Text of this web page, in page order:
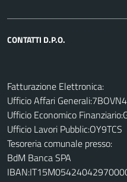
CONTATTI D.P.O.
Fatturazione Elettronica:
Ufficio Affari Generali:7BOVN4
Ufficio Economico
Ufficio Lavori Pubblic:OY9TCS
Tesoreria comunale presso:
BdM Banca SPA